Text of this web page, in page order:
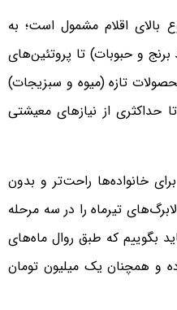
بالای اقلام مشمول است؛ به
و حبوبات) تا پروتئین‌های
تازه (میوه و سبزیجات)
از نیازهای معیشتی
خانواده‌ها راحت‌تر و بدون
تیرماه را در سه مرحله
بگوییم که طبق روال ماه‌های
و همچنان یک میلیون تومان